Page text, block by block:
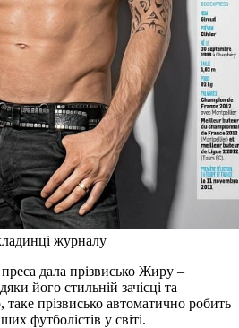
журналу
дала прізвисько Жиру –
його стильній зачісці та
таке прізвисько автоматично робить
футболістів у світі.